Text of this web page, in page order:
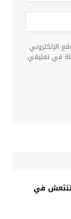
الإلكتروني
في تعليقي.
تنتعش في